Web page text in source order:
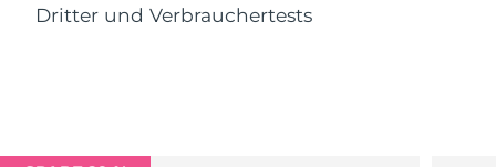
Dritter und Verbrauchertests
Kuwait Erwartete Lieferung